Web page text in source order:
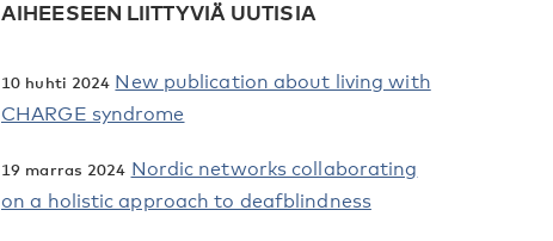
AIHEESEEN LIITTYVIÄ UUTISIA
10 huhti 2024 New publication about living with
CHARGE syndrome
19 marras 2024 Nordic networks collaborating
on a holistic approach to deafblindness